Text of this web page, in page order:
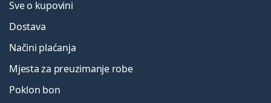
Sve o kupovini
Dostava
Načini plaćanja
Mjesta za preuzimanje robe
Poklon bon